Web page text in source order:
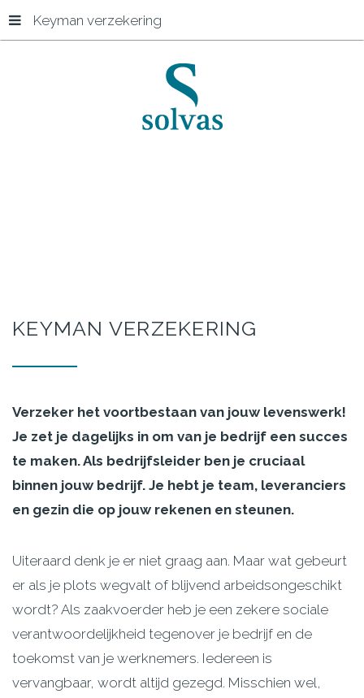
Keyman verzekering
KEYMAN VERZEKERING
Verzeker het voortbestaan van jouw levenswerk!
Je zet je dagelijks in om van je bedrijf een succes
te maken. Als bedrijfsleider ben je cruciaal
binnen jouw bedrijf. Je hebt je team, leveranciers
en gezin die op jouw rekenen en steunen.
Uiteraard denk je er niet graag aan. Maar wat gebeurt
er als je plots wegvalt of blijvend arbeidsongeschikt
wordt? Als zaakvoerder heb je een zekere sociale
verantwoordelijkheid tegenover je bedrijf en de
toekomst van je werknemers. Iedereen is
vervangbaar, wordt altijd gezegd. Misschien wel,